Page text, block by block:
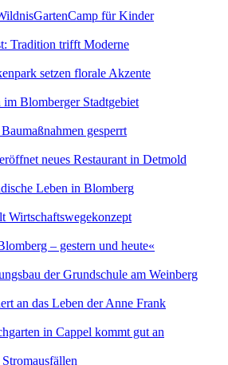
für Kinder
Tradition trifft Moderne
setzen florale Akzente
im Blomberger Stadtgebiet
gesperrt
neues Restaurant in Detmold
Leben in Blomberg
Wirtschaftswegekonzept
– gestern und heute«
der Grundschule am Weinberg
an das Leben der Anne Frank
in Cappel kommt gut an